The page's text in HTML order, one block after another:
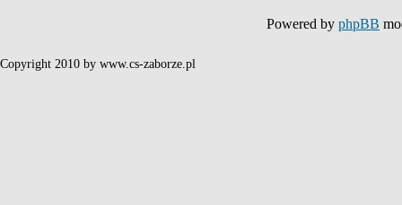
Powered by phpBB
Copyright 2010 by www.cs-zaborze.pl